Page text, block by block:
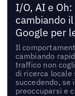
I/O, AI e
cambiando
Google per
Il
cambiando
traffico non
di ricerca locale
succedendo, se
preoccuparsi e